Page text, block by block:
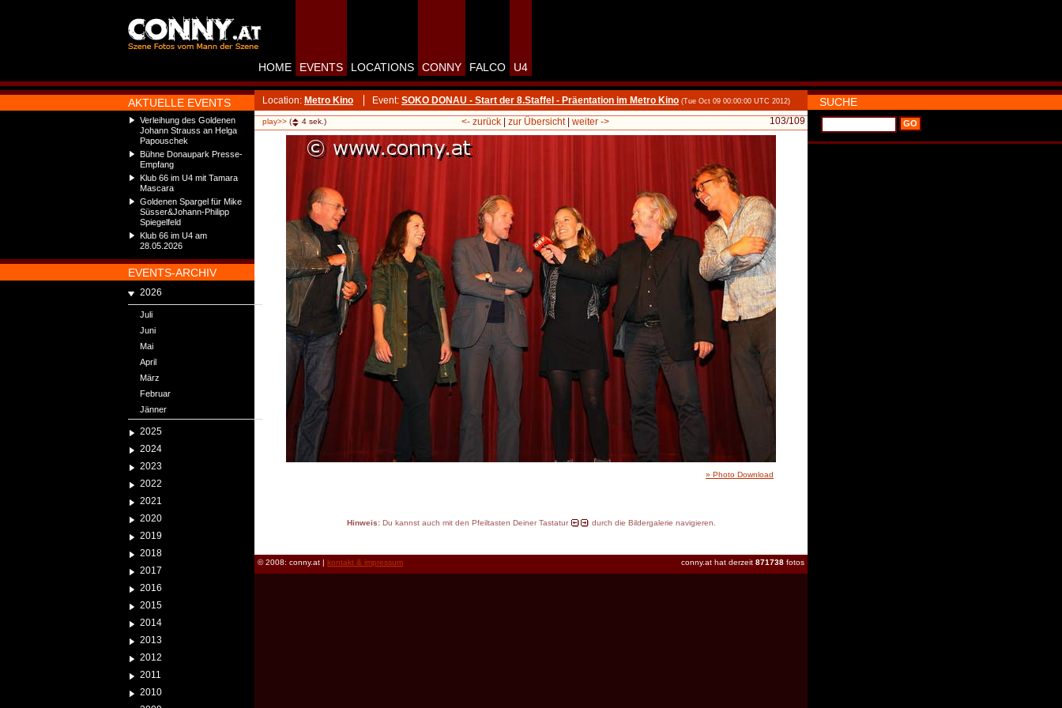
AKTUELLE EVENTS
Verleihung des Goldenen
Johann Strauss an Helga
Papouschek
Bühne Donaupark Presse-
Empfang
Klub 66 im U4 mit Tamara
Mascara
Goldenen Spargel für Mike
Süsser&Johann-Philipp
Spiegelfeld
Klub 66 im U4 am
28.05.2026
EVENTS-ARCHIV
2026
Juli
Juni
Mai
April
März
Februar
Jänner
2025
2024
2023
2022
2021
2020
2019
2018
2017
2016
2015
2014
2013
2012
2011
2010
HOME EVENTS LOCATIONS CONNY FALCO U4
Location: Metro Kino Event: SOKO DONAU - Start der 8.Staffel - Präentation im Metro Kino (Tue Oct 09 00:00:00 UTC 2012)
play>> ( 4 sek.) 103/109
<- zurück| zur Übersicht| weiter ->
» Photo Download
Hinweis:Du kannst auch mit den Pfeiltasten Deiner Tastatur durch die Bildergalerie navigieren.
conny.at hat derzeit 871738 fotos
© 2008: conny.at | kontakt & impressum
SUCHE